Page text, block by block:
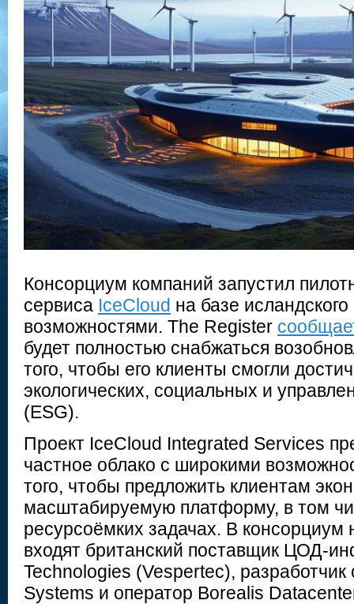
Консорциум компаний запустил
сервиса IceCloud на базе
возможностями. The Register
будет полностью снабжаться
того, чтобы его клиенты смогли
экологических, социальных и
(ESG).
Проект IceCloud Integrated Services
частное облако с широкими
того, чтобы предложить клиентам
масштабируемую платформу, в том
ресурсоёмких задачах. В консорциум
входят британский поставщик ЦОД-
Technologies (Vespertec),
Systems и оператор Borealis